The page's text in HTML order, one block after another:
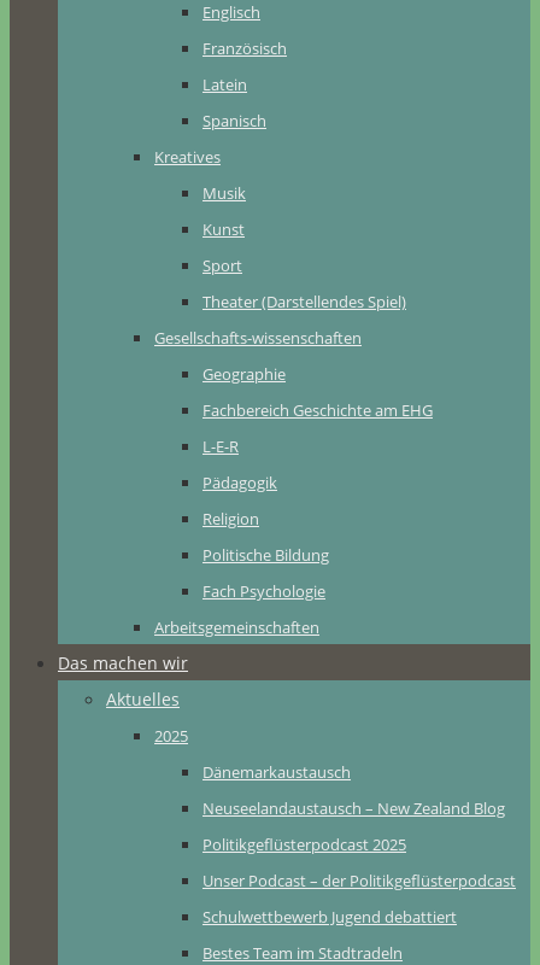
Englisch
Französisch
Latein
Spanisch
Kreatives
Musik
Kunst
Sport
Theater (Darstellendes Spiel)
Gesellschafts-wissenschaften
Geographie
Fachbereich Geschichte am EHG
L-E-R
Pädagogik
Religion
Politische Bildung
Fach Psychologie
Arbeitsgemeinschaften
Das machen wir
Aktuelles
2025
Dänemarkaustausch
Neuseelandaustausch – New Zealand Blog
Politikgeflüsterpodcast 2025
Unser Podcast – der Politikgeflüsterpodcast
Schulwettbewerb Jugend debattiert
Bestes Team im Stadtradeln